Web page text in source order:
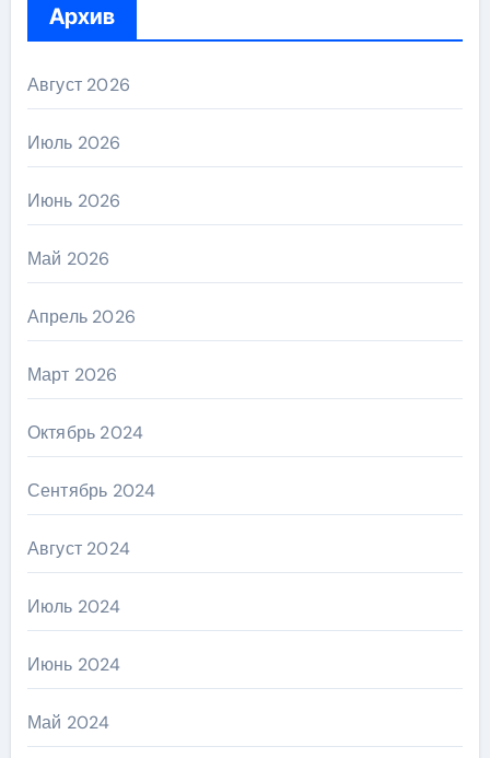
Архив
Август 2026
Июль 2026
Июнь 2026
Май 2026
Апрель 2026
Март 2026
Октябрь 2024
Сентябрь 2024
Август 2024
Июль 2024
Июнь 2024
Май 2024